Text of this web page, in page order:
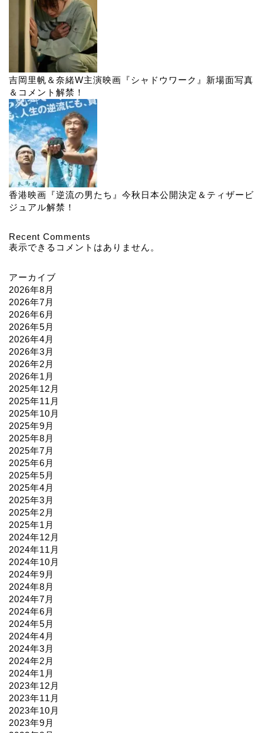
吉岡里帆＆奈緒W主演映画『シャドウワーク』新場面写真
＆コメント解禁！
香港映画『逆流の男たち』今秋日本公開決定＆ティザービ
ジュアル解禁！
Recent Comments
表示できるコメントはありません。
アーカイブ
2026年8月
2026年7月
2026年6月
2026年5月
2026年4月
2026年3月
2026年2月
2026年1月
2025年12月
2025年11月
2025年10月
2025年9月
2025年8月
2025年7月
2025年6月
2025年5月
2025年4月
2025年3月
2025年2月
2025年1月
2024年12月
2024年11月
2024年10月
2024年9月
2024年8月
2024年7月
2024年6月
2024年5月
2024年4月
2024年3月
2024年2月
2024年1月
2023年12月
2023年11月
2023年10月
2023年9月